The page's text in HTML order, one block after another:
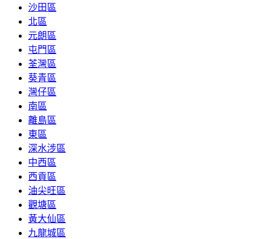
沙田區
北區
元朗區
屯門區
荃灣區
葵青區
灣仔區
南區
離島區
東區
深水涉區
中西區
西貢區
油尖旺區
觀塘區
黃大仙區
九龍城區